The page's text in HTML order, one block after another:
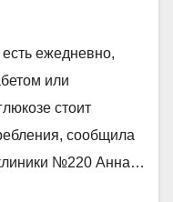
ежедневно,
или
стоит
сообщила
№220 Анна…